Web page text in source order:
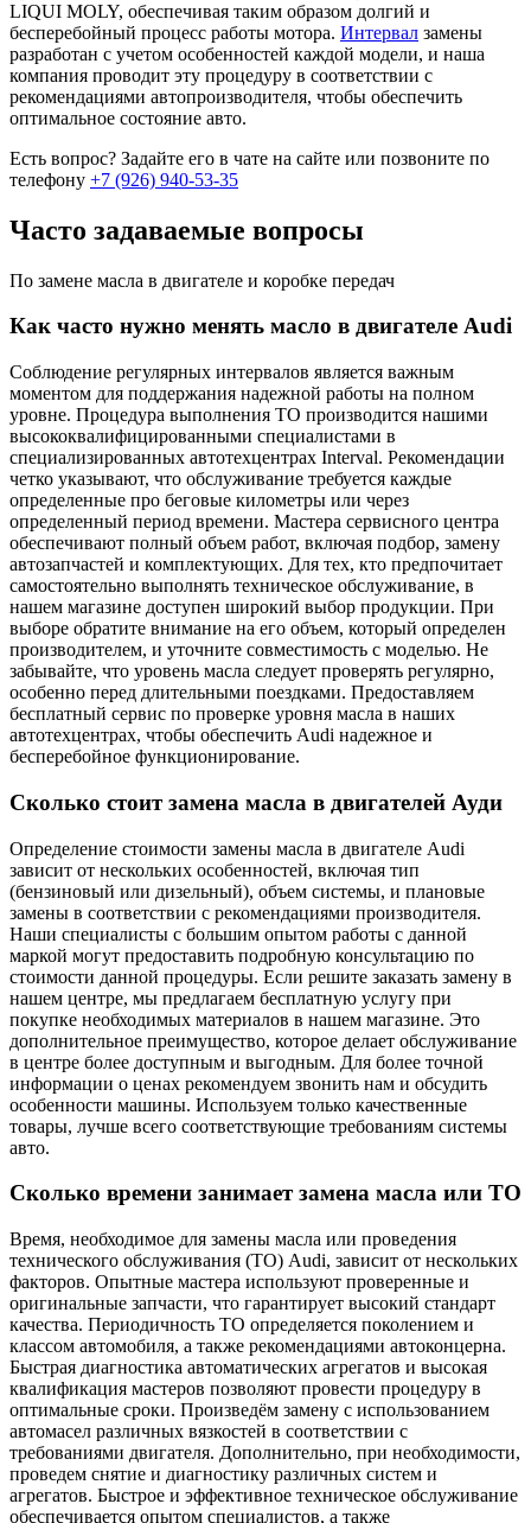
LIQUI MOLY, обеспечивая таким образом долгий и
бесперебойный процесс работы мотора. Интервал замены
разработан с учетом особенностей каждой модели, и наша
компания проводит эту процедуру в соответствии с
рекомендациями автопроизводителя, чтобы обеспечить
оптимальное состояние авто.
Есть вопрос? Задайте его в чате на сайте или позвоните по
телефону +7 (926) 940-53-35
Часто задаваемые вопросы
По замене масла в двигателе и коробке передач
Как часто нужно менять масло в двигателе Audi
Соблюдение регулярных интервалов является важным
моментом для поддержания надежной работы на полном
уровне. Процедура выполнения ТО производится нашими
высококвалифицированными специалистами в
специализированных автотехцентрах Interval. Рекомендации
четко указывают, что обслуживание требуется каждые
определенные про беговые километры или через
определенный период времени. Мастера сервисного центра
обеспечивают полный объем работ, включая подбор, замену
автозапчастей и комплектующих. Для тех, кто предпочитает
самостоятельно выполнять техническое обслуживание, в
нашем магазине доступен широкий выбор продукции. При
выборе обратите внимание на его объем, который определен
производителем, и уточните совместимость с моделью. Не
забывайте, что уровень масла следует проверять регулярно,
особенно перед длительными поездками. Предоставляем
бесплатный сервис по проверке уровня масла в наших
автотехцентрах, чтобы обеспечить Audi надежное и
бесперебойное функционирование.
Сколько стоит замена масла в двигателей Ауди
Определение стоимости замены масла в двигателе Audi
зависит от нескольких особенностей, включая тип
(бензиновый или дизельный), объем системы, и плановые
замены в соответствии с рекомендациями производителя.
Наши специалисты с большим опытом работы с данной
маркой могут предоставить подробную консультацию по
стоимости данной процедуры. Если решите заказать замену в
нашем центре, мы предлагаем бесплатную услугу при
покупке необходимых материалов в нашем магазине. Это
дополнительное преимущество, которое делает обслуживание
в центре более доступным и выгодным. Для более точной
информации о ценах рекомендуем звонить нам и обсудить
особенности машины. Используем только качественные
товары, лучше всего соответствующие требованиям системы
авто.
Сколько времени занимает замена масла или ТО
Время, необходимое для замены масла или проведения
технического обслуживания (ТО) Audi, зависит от нескольких
факторов. Опытные мастера используют проверенные и
оригинальные запчасти, что гарантирует высокий стандарт
качества. Периодичность ТО определяется поколением и
классом автомобиля, а также рекомендациями автоконцерна.
Быстрая диагностика автоматических агрегатов и высокая
квалификация мастеров позволяют провести процедуру в
оптимальные сроки. Произведём замену с использованием
автомасел различных вязкостей в соответствии с
требованиями двигателя. Дополнительно, при необходимости,
проведем снятие и диагностику различных систем и
агрегатов. Быстрое и эффективное техническое обслуживание
обеспечивается опытом специалистов, а также